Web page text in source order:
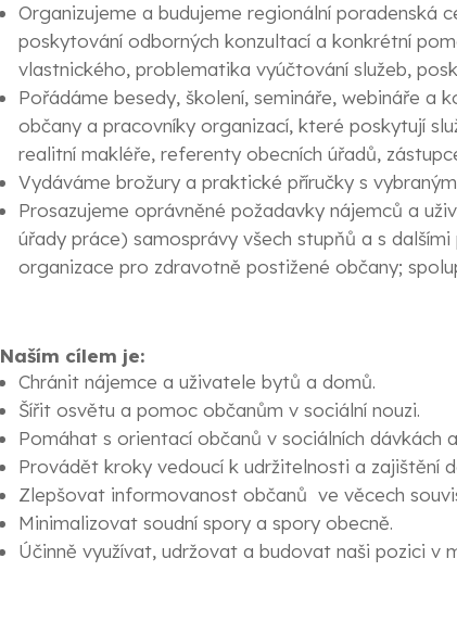
Organizujeme a budujeme regionální poradenská
poskytování odborných konzultací a konkrétní
vlastnického, problematika vyúčtování služeb,
Pořádáme besedy, školení, semináře, webináře a
občany a pracovníky organizací, které poskytují
realitní makléře, referenty obecních úřadů,
Vydáváme brožury a praktické příručky s
Prosazujeme oprávněné požadavky nájemců a
úřady práce) samosprávy všech stupňů a s
organizace pro zdravotně postižené občany;
Naším cílem je:
Chránit nájemce a uživatele bytů a domů.
Šířit osvětu a pomoc občanům v sociální nouzi.
Pomáhat s orientací občanů v sociálních dávkách
Provádět kroky vedoucí k udržitelnosti a zajištění
Zlepšovat informovanost občanů ve věcech
Minimalizovat soudní spory a spory obecně.
Účinně využívat, udržovat a budovat naši pozici v